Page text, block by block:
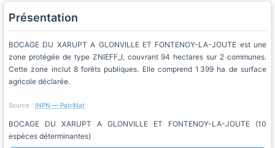
Présentation
BOCAGE DU XARUPT A GLONVILLE ET FONTENOY-LA-JOUTE est une
zone protégée de type ZNIEFF_I, couvrant 94 hectares sur 2 communes.
Cette zone inclut 8 forêts publiques. Elle comprend 1 399 ha de surface
agricole déclarée.
Source : INPN — PatriNat
BOCAGE DU XARUPT A GLONVILLE ET FONTENOY-LA-JOUTE (10
espèces déterminantes)